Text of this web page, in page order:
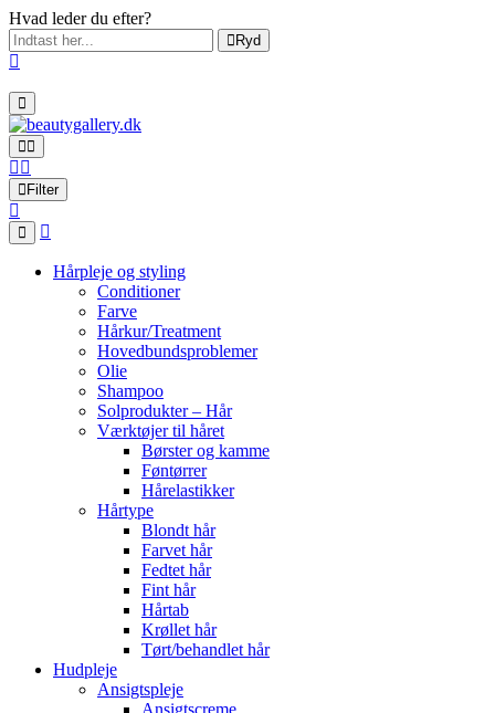
Hvad leder du efter?
Ryd
Filter
Hårpleje og styling
Conditioner
Farve
Hårkur/Treatment
Hovedbundsproblemer
Olie
Shampoo
Solprodukter – Hår
Værktøjer til håret
Børster og kamme
Føntørrer
Hårelastikker
Hårtype
Blondt hår
Farvet hår
Fedtet hår
Fint hår
Hårtab
Krøllet hår
Tørt/behandlet hår
Hudpleje
Ansigtspleje
Ansigtscreme